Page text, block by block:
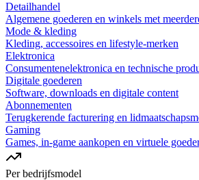
Detailhandel
Algemene goederen en winkels met
Mode & kleding
Kleding, accessoires en lifestyle-merken
Elektronica
Consumentenelektronica en technische
Digitale goederen
Software, downloads en digitale content
Abonnementen
Terugkerende facturering en
Gaming
Games, in-game aankopen en virtuele
Per bedrijfsmodel